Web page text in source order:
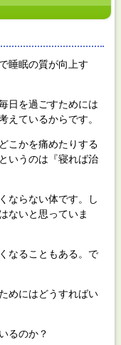
睡眠の質が向上す
日を過ごすためには
えているからです。
こかを痛めたりする
いうのは『寝れば治
ならない体です。し
ないと思っていま
なることもある。で
めにはどうすればい
るのか？